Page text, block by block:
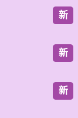
新
新
新